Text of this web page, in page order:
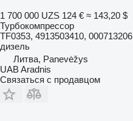
1 700 000 UZS 124 € ≈ 143,20 $
Турбокомпрессор
TF0353, 4913503410, 000713206
дизель
Литва, Panevėžys
UAB Aradnis
Связаться с продавцом